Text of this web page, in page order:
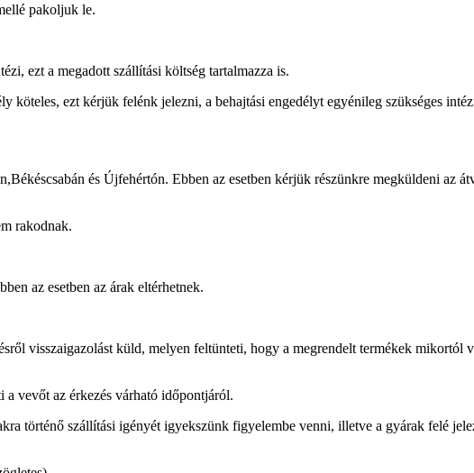
pakoljuk le.
ezt a megadott szállítási költség tartalmazza is.
köteles, ezt kérjük felénk jelezni, a behajtási engedélyt egyénileg szükséges
és Újfehértón. Ebben az esetben kérjük részünkre megküldeni az
rakodnak.
az esetben az árak eltérhetnek.
visszaigazolást küld, melyen feltünteti, hogy a megrendelt termékek
a vevőt az érkezés várható időpontjáról.
történő szállítási igényét igyekszünk figyelembe venni, illetve a gyárak felé